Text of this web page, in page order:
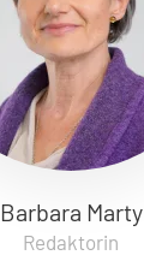
Barbara Marty
Redaktorin